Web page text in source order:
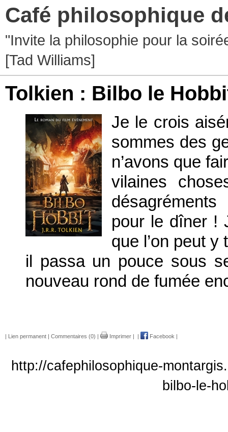
Café philosophique
"Invite la philosophie pour la
[Tad Williams]
Tolkien : Bilbo le
Je le crois
sommes des
n’avons que
vilaines
pour le dîner !
que l’on peut
il passa un pouce sous
nouveau rond de fumée
| Lien permanent | Commentaires (0) | Imprimer | | Facebook |
http://cafephilosophique-
bilbo-le-